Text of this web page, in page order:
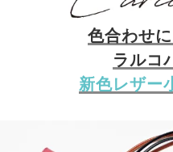
色合わせ
ラルコ
新色レザー